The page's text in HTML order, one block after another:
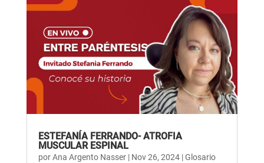
ESTEFANÍA FERRANDO- ATROFIA
MUSCULAR ESPINAL
porAna Argento Nasser| Nov 26, 2024|Glosario